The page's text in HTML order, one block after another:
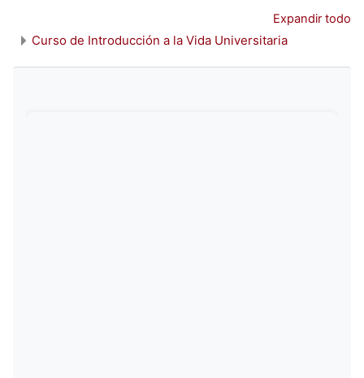
Expandir todo
Curso de Introducción a la Vida Universitaria